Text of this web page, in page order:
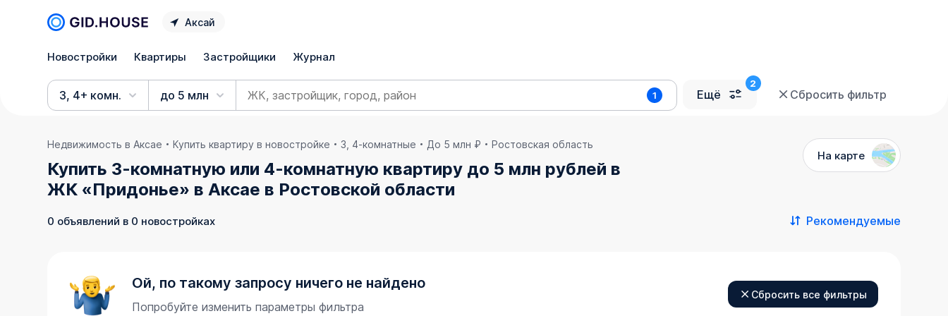
Аксай
Новостройки Квартиры Застройщики Журнал
3, 4+ комн. до 5 млн 1 Ещё Сбросить фильтр
Недвижимость в Аксае Купить квартиру в новостройке 3, 4-комнатные До 5 млн ₽ Ростовская область
Купить 3-комнатную или 4-комнатную квартиру до 5 млн рублей в
ЖК «Придонье» в Аксае в Ростовской области
На карте
0 объявлений в 0 новостройках Рекомендуемые
Ой, по такому запросу ничего не найдено
Попробуйте изменить параметры фильтра
Сбросить все фильтры